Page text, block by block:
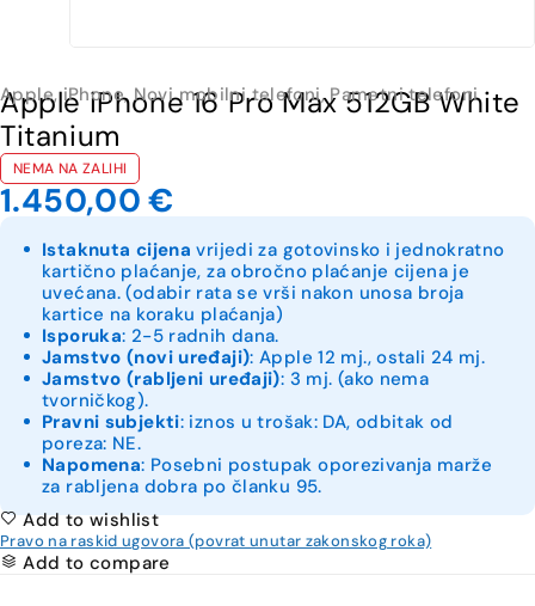
Apple,iPhone, Novi mobilni telefoni,Pametni telefoni
Apple iPhone 16 Pro Max 512GB White
Titanium
NEMA NA ZALIHI
1.450,00€
Istaknuta cijena vrijedi za gotovinsko i jednokratno
kartično plaćanje, za obročno plaćanje cijena je
uvećana. (odabir rata se vrši nakon unosa broja
kartice na koraku plaćanja)
Isporuka: 2-5 radnih dana.
Jamstvo (novi uređaji): Apple 12 mj., ostali 24 mj.
Jamstvo (rabljeni uređaji): 3 mj. (ako nema
tvorničkog).
Pravni subjekti: iznos u trošak: DA, odbitak od
poreza: NE.
Napomena: Posebni postupak oporezivanja marže
za rabljena dobra po članku 95.
Add to wishlist
Pravo na raskid ugovora (povrat unutar zakonskog roka)
Add to compare